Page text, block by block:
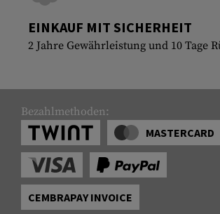
EINKAUF MIT SICHERHEIT
2 Jahre Gewährleistung und 10 Tage
Bezahlmethoden:
MASTERCARD
CEMBRAPAY INVOICE